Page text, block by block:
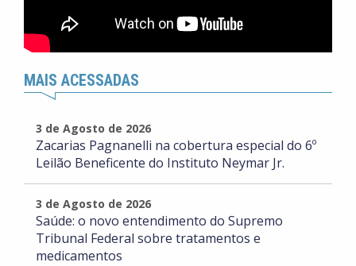
MAIS ACESSADAS
3 de Agosto de 2026
Zacarias Pagnanelli na cobertura especial do 6º
Leilão Beneficente do Instituto Neymar Jr.
3 de Agosto de 2026
Saúde: o novo entendimento do Supremo
Tribunal Federal sobre tratamentos e
medicamentos